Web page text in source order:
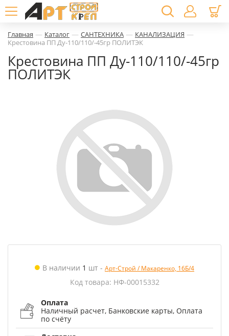
Главная — Каталог — САНТЕХНИКА — КАНАЛИЗАЦИЯ —
Крестовина ПП Ду-110/110/-45гр ПОЛИТЭК
Крестовина ПП Ду-110/110/-45гр
ПОЛИТЭК
В наличии 1 шт - Арт-Строй / Макаренко, 16Б/4
Код товара: НФ-00015332
Оплата
Наличный расчет, Банковские карты, Оплата
по счёту